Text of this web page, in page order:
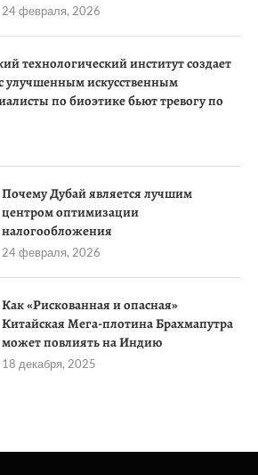
24 февраля, 2026
технологический институт создает
улучшенным искусственным
по биоэтике бьют тревогу по
Почему Дубай является лучшим
центром оптимизации
налогообложения
24 февраля, 2026
Как «Рискованная и опасная»
Китайская Мега-плотина Брахмапутра
может повлиять на Индию
18 декабря, 2025